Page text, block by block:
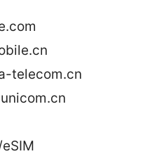
telecom.cn